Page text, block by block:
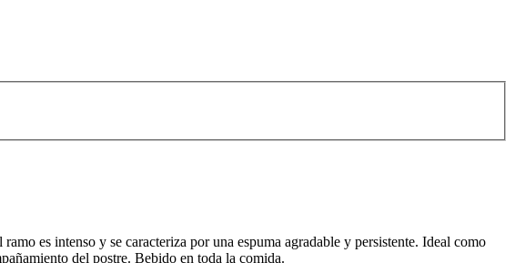
es intenso y se caracteriza por una espuma agradable y persistente. Ideal como
del postre. Bebido en toda la comida.